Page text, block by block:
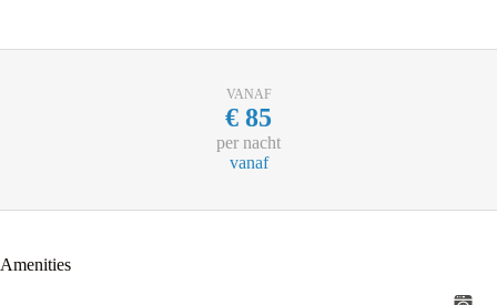
VANAF
€ 85
per nacht
vanaf
Amenities